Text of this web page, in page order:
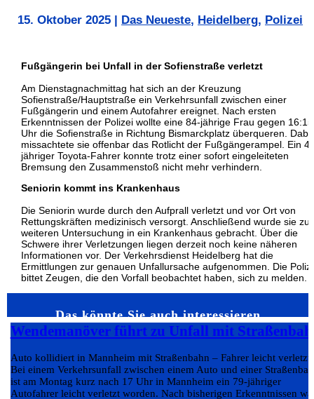
15. Oktober 2025 Das Neueste, Heidelberg, Polizei
Fußgängerin bei Unfall in der Sofienstraße verletzt
Am Dienstagnachmittag hat sich an der Kreuzung
Sofienstraße/Hauptstraße ein Verkehrsunfall zwischen einer
Fußgängerin und einem Autofahrer ereignet. Nach ersten
Erkenntnissen der Polizei wollte eine 84-jährige Frau gegen 16:15
Uhr die Sofienstraße in Richtung Bismarckplatz überqueren.
missachtete sie offenbar das Rotlicht der Fußgängerampel. Ein
jähriger Toyota-Fahrer konnte trotz einer sofort eingeleiteten
Bremsung den Zusammenstoß nicht mehr verhindern.
Seniorin kommt ins Krankenhaus
Die Seniorin wurde durch den Aufprall verletzt und vor Ort von
Rettungskräften medizinisch versorgt. Anschließend wurde sie zur
weiteren Untersuchung in ein Krankenhaus gebracht. Über die
Schwere ihrer Verletzungen liegen derzeit noch keine näheren
Informationen vor. Der Verkehrsdienst Heidelberg hat die
Ermittlungen zur genauen Unfallursache aufgenommen. Die
bittet Zeugen, die den Vorfall beobachtet haben, sich zu melden.
Das könnte Sie auch interessieren…
Wendemanöver führt zu Unfall mit
Auto kollidiert in Mannheim mit Straßenbahn – Fahrer leicht verletzt
Bei einem Verkehrsunfall zwischen einem Auto und einer
ist am Montag kurz nach 17 Uhr in Mannheim ein 79-jähriger
Autofahrer leicht verletzt worden. Nach bisherigen Erkenntnissen